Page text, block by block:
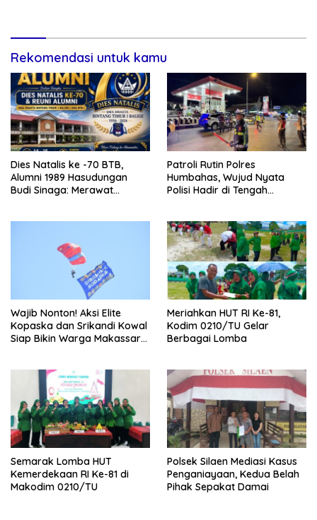
Rekomendasi untuk kamu
Dies Natalis ke -70 BTB,
Alumni 1989 Hasudungan
Budi Sinaga: Merawat
Patroli Rutin Polres
Humbahas, Wujud Nyata
Polisi Hadir di Tengah
Wajib Nonton! Aksi Elite
Kopaska dan Srikandi Kowal
Siap Bikin Warga Makassar
Meriahkan HUT RI Ke-81,
Kodim 0210/TU Gelar
Berbagai Lomba
Semarak Lomba HUT
Kemerdekaan RI Ke-81 di
Makodim 0210/TU
Polsek Silaen Mediasi Kasus
Penganiayaan, Kedua Belah
Pihak Sepakat Damai